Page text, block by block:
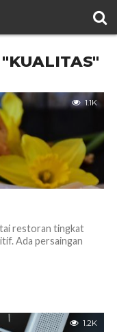
1.1K
restoran tingkat
Ada persaingan
1.2K